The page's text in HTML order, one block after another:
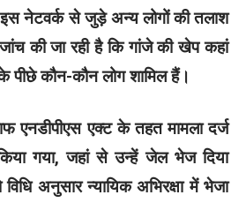
नेटवर्क से जुड़े अन्य लोगों की तलाश
की जा रही है कि गांजे की खेप कहां
कौन-कौन लोग शामिल हैं।
एनडीपीएस एक्ट के तहत मामला दर्ज
गया, जहां से उन्हें जेल भेज दिया
विधि अनुसार न्यायिक अभिरक्षा में भेजा